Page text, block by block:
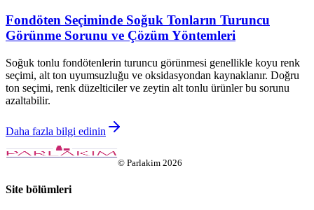
Fondöten Seçiminde Soğuk Tonların Turuncu
Görünme Sorunu ve Çözüm Yöntemleri
Soğuk tonlu fondötenlerin turuncu görünmesi genellikle koyu renk
seçimi, alt ton uyumsuzluğu ve oksidasyondan kaynaklanır. Doğru
ton seçimi, renk düzelticiler ve zeytin alt tonlu ürünler bu sorunu
azaltabilir.
Daha fazla bilgi edinin
© Parlakim 2026
Site bölümleri